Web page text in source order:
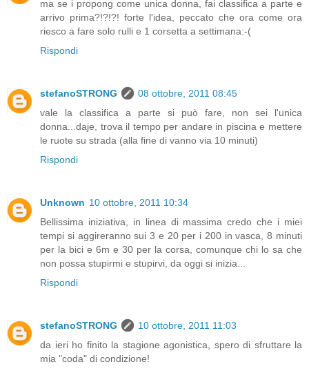
ma se i propong come unica donna, fai classifica a parte e
arrivo prima?!?!?! forte l'idea, peccato che ora come ora
riesco a fare solo rulli e 1 corsetta a settimana:-(
Rispondi
stefanoSTRONG
08 ottobre, 2011 08:45
vale la classifica a parte si può fare, non sei l'unica
donna...daje, trova il tempo per andare in piscina e mettere
le ruote su strada (alla fine di vanno via 10 minuti)
Rispondi
Unknown 10 ottobre, 2011 10:34
Bellissima iniziativa, in linea di massima credo che i miei
tempi si aggireranno sui 3 e 20 per i 200 in vasca, 8 minuti
per la bici e 6m e 30 per la corsa, comunque chi lo sa che
non possa stupirmi e stupirvi, da oggi si inizia...
Rispondi
stefanoSTRONG
10 ottobre, 2011 11:03
da ieri ho finito la stagione agonistica, spero di sfruttare la
mia "coda" di condizione!